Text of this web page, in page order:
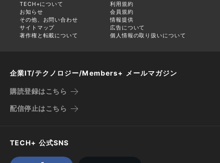
TECH+について
利用規約
お知らせ
会員規約
その他、お問い合わせ
情報提供
サイトマップ
広告について
著作権と転載について
個人情報の取り扱いについて
企業IT/テクノロジー/Members+ メールマガジン
購読登録はこちら
配信停止はこちら
TECH+ 公式SNS